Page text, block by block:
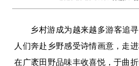
乡村游成为越来越多游客追寻
人们奔赴乡野感受诗情画意，走
在广袤田野品味丰收喜悦，于曲